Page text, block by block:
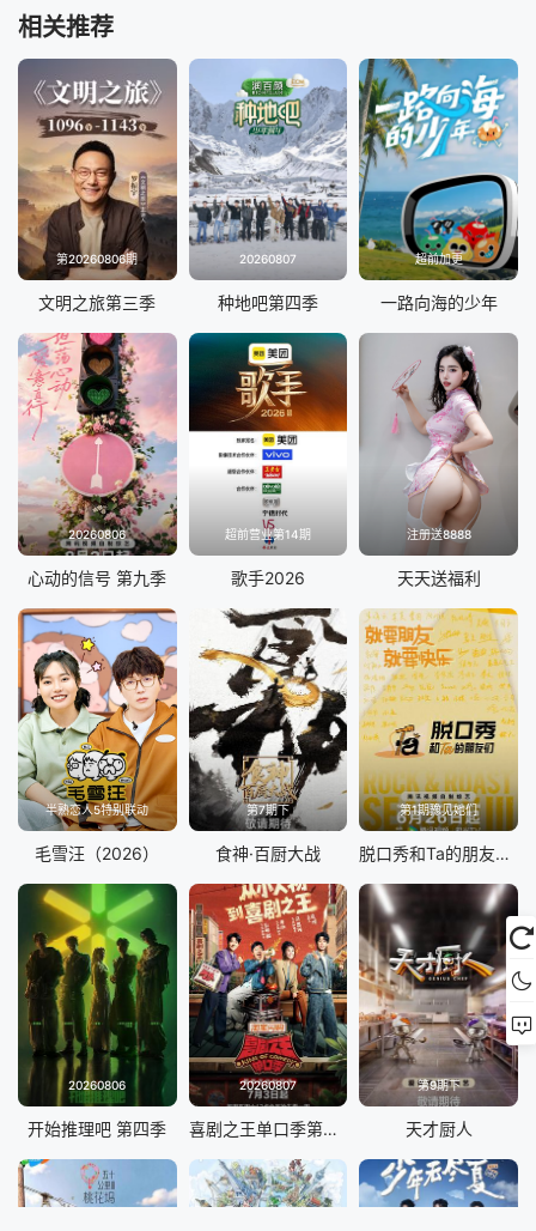
妻子的浪漫旅行202520250404(第7期)
妻子的浪漫旅行202520250403(超前彩蛋)
妻子的浪漫旅行202520250329(加更版)
妻子的浪漫旅行202520250328(第6期)
妻子的浪漫旅行202520250327(超前彩蛋)
妻子的浪漫旅行202520250322(加更版)
妻子的浪漫旅行202520250321(第5期)
妻子的浪漫旅行202520250320(超前彩蛋)
妻子的浪漫旅行202520250316(陪看室)
妻子的浪漫旅行202520250315(加更版)
妻子的浪漫旅行202520250314(第4期)
妻子的浪漫旅行202520250313(超前彩蛋)
妻子的浪漫旅行202520250308(加更版)
妻子的浪漫旅行202520250307(第3期)
妻子的浪漫旅行202520250306(超前彩蛋)
妻子的浪漫旅行202520250301(加更版)
妻子的浪漫旅行202520250228(第2期)
妻子的浪漫旅行202520250227(超前彩蛋)
妻子的浪漫旅行202520250222(加更版)
妻子的浪漫旅行202520250221(第1期)
妻子的浪漫旅行202520250220(超前营业)
相关推荐
第20260806期
文明之旅第三季
20260807
种地吧第四季
超前加更
一路向海的少年
20260806
心动的信号 第九季
超前营业第14期
歌手2026
注册送8888
天天送福利
半熟恋人5特别联动
毛雪汪（2026）
第7期下
食神·百厨大战
第1期豫见她们
脱口秀和Ta的朋友们 第三季
20260806
开始推理吧 第四季
20260807
喜剧之王单口季第三季
第9期下
天才厨人